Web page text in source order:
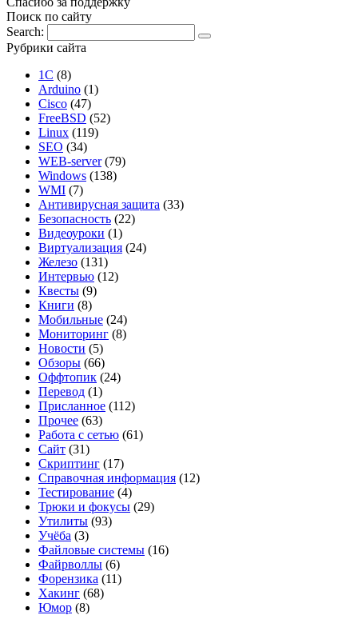
Поиск по сайту
Search:
Рубрики сайта
1С (8)
Arduino (1)
Cisco (47)
FreeBSD (52)
Linux (119)
SEO (34)
WEB-server(79)
Windows (138)
WMI (7)
Антивирусная защита (33)
Безопасность (22)
Видеоуроки (1)
Виртуализация (24)
Железо (131)
Интервью (12)
Квесты (9)
Книги (8)
Мобильные (24)
Мониторинг (8)
Новости (5)
Обзоры (66)
Оффтопик (24)
Перевод (1)
Присланное (112)
Прочее (63)
Работа с сетью (61)
Сайт (31)
Скриптинг (17)
Справочная информация (12)
Тестирование (4)
Трюки и фокусы (29)
Утилиты (93)
Учёба (3)
Файловые системы (16)
Файрволлы (6)
Форензика (11)
Хакинг (68)
Юмор (8)